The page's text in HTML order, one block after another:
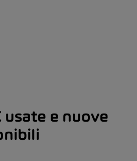
usate e nuove